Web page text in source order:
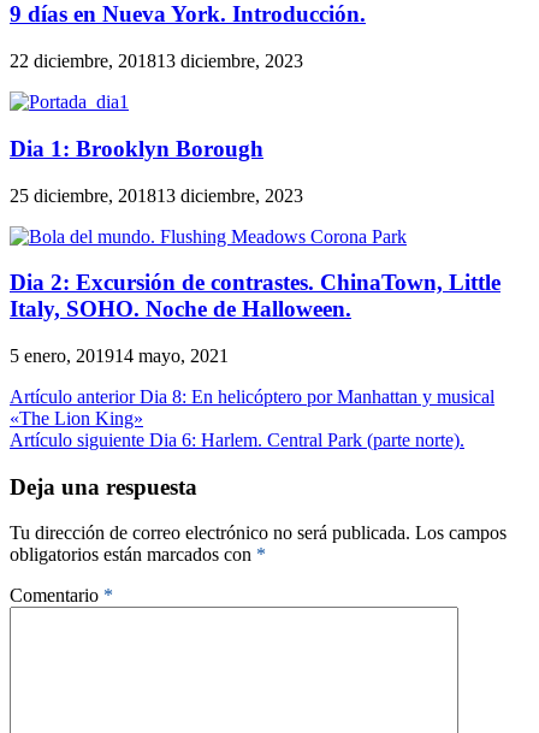
9 días en Nueva York. Introducción.
22 diciembre, 201813 diciembre, 2023
Dia 1: Brooklyn Borough
25 diciembre, 201813 diciembre, 2023
Dia 2: Excursión de contrastes. ChinaTown, Little
Italy, SOHO. Noche de Halloween.
5 enero, 201914 mayo, 2021
Artículo anterior Dia 8: En helicóptero por Manhattan y musical
«The Lion King»
Artículo siguiente Dia 6: Harlem. Central Park (parte norte).
Deja una respuesta
Tu dirección de correo electrónico no será publicada. Los campos
obligatorios están marcados con *
Comentario *